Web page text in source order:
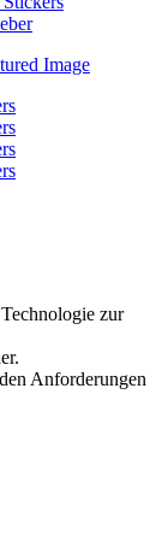
zur
Anforderungen